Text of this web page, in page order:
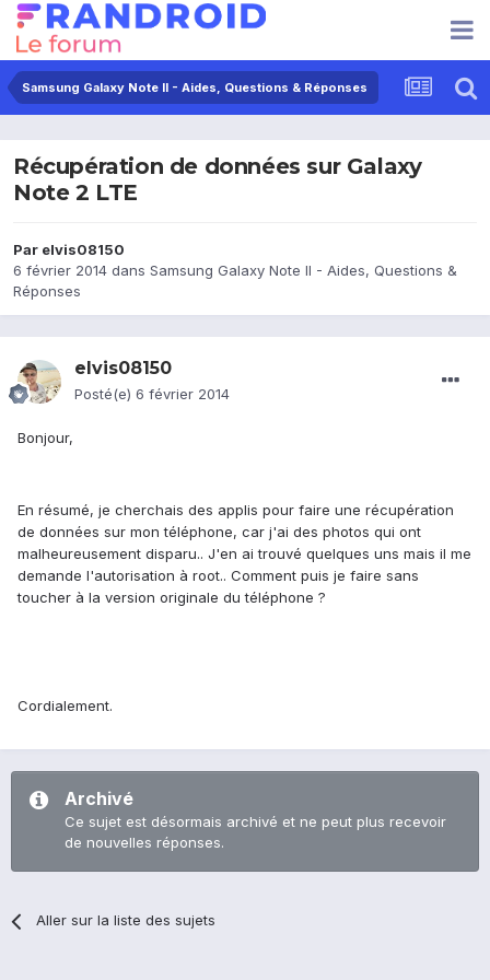
Samsung Galaxy Note II - Aides, Questions & Réponses
Récupération de données sur Galaxy
Note 2 LTE
Par elvis08150
6 février 2014 dans Samsung Galaxy Note II - Aides, Questions &
Réponses
elvis08150
Posté(e) 6 février 2014
Bonjour,
En résumé, je cherchais des applis pour faire une récupération
de données sur mon téléphone, car j'ai des photos qui ont
malheureusement disparu.. J'en ai trouvé quelques uns mais il me
demande l'autorisation à root.. Comment puis je faire sans
toucher à la version originale du téléphone ?
Cordialement.
Archivé
Ce sujet est désormais archivé et ne peut plus recevoir
de nouvelles réponses.
Aller sur la liste des sujets